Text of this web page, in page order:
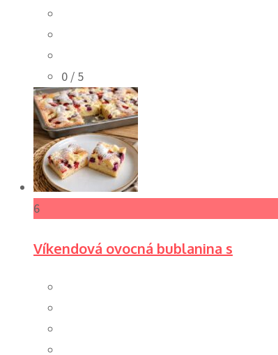
0 / 5
6
Víkendová ovocná bublanina s